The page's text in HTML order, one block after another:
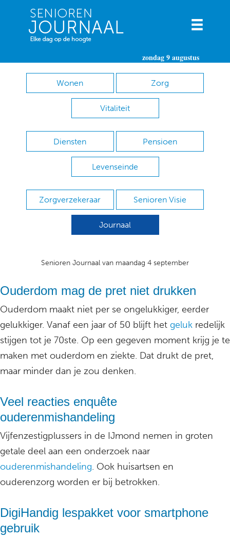
zondag 9 augustus
Wonen Zorg
Vitaliteit
Diensten Pensioen
Levenseinde
Zorgverzekeraar Senioren Visie
Journaal
Senioren Journaal van maandag 4 september
Ouderdom mag de pret niet drukken
Ouderdom maakt niet per se ongelukkiger, eerder
gelukkiger. Vanaf een jaar of 50 blijft het geluk redelijk
stijgen tot je 70ste. Op een gegeven moment krijg je te
maken met ouderdom en ziekte. Dat drukt de pret,
maar minder dan je zou denken.
Veel reacties enquête
ouderenmishandeling
Vijfenzestigplussers in de IJmond nemen in groten
getale deel aan een onderzoek naar
ouderenmishandeling. Ook huisartsen en
ouderenzorg worden er bij betrokken.
DigiHandig lespakket voor smartphone
gebruik